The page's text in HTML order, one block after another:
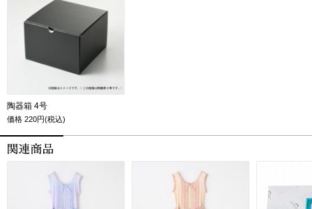
陶器箱 4号
価格 220円(税込)